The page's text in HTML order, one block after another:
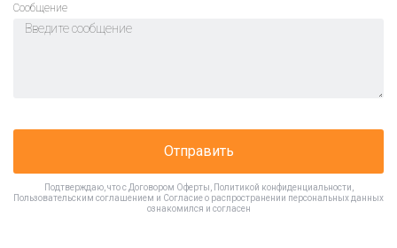
Cообщение
Отправить
Подтверждаю, что с Договором Оферты Политикой конфиденциальности
Пользовательским соглашением и Согласие о распространении персональных данных
ознакомился и согласен